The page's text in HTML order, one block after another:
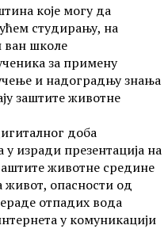
које могу да
студирању, на
ван школе
за примену
и надоградњу знања
заштите животне
доба
изради презентација на
животне средине
живот, опасности од
отпадих вода
у комуникацији